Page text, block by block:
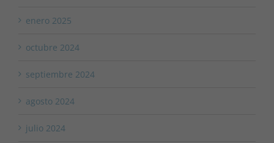
enero 2025
octubre 2024
septiembre 2024
agosto 2024
julio 2024